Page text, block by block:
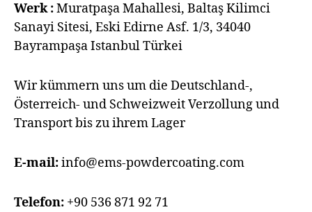
Werk :Muratpaşa Mahallesi, Baltaş Kilimci
Sanayi Sitesi, Eski Edirne Asf. 1/3, 34040
Bayrampaşa Istanbul Türkei
Wir kümmern uns um die Deutschland-,
Österreich- und Schweizweit Verzollung und
Transport bis zu ihrem Lager
E-mail:info@ems-powdercoating.com
Telefon: +90 536 871 92 71